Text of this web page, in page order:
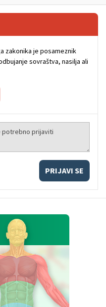
zakonika je posameznik
sovraštva, nasilja ali
PRIJAVI SE